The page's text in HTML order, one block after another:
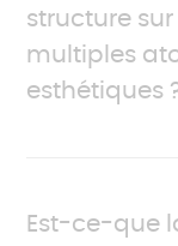
aussi bien la
que sur votre
façade de
structure
multiples
esthétiques
structure
Est-ce-que